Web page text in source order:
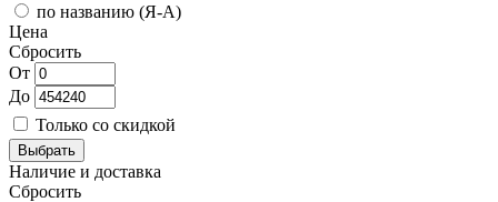
по названию (Я-А)
Цена
Сбросить
От
До
Только со скидкой
Выбрать
Наличие и доставка
Сбросить